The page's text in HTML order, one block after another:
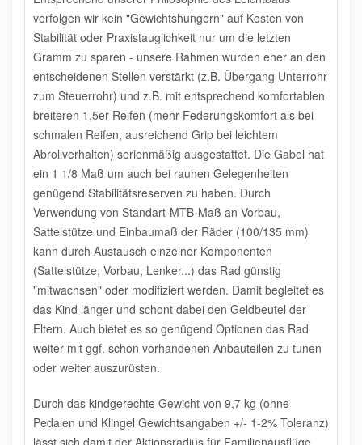
verfolgen wir kein "Gewichtshungern" auf Kosten von
Stabilität oder Praxistauglichkeit nur um die letzten
Gramm zu sparen - unsere Rahmen wurden eher an den
entscheidenen Stellen verstärkt (z.B. Übergang Unterrohr
zum Steuerrohr) und z.B. mit entsprechend komfortablen
breiteren 1,5er Reifen (mehr Federungskomfort als bei
schmalen Reifen, ausreichend Grip bei leichtem
Abrollverhalten) serienmäßig ausgestattet. Die Gabel hat
ein 1 1/8 Maß um auch bei rauhen Gelegenheiten
genügend Stabilitätsreserven zu haben. Durch
Verwendung von Standart-MTB-Maß an Vorbau,
Sattelstütze und Einbaumaß der Räder (100/135 mm)
kann durch Austausch einzelner Komponenten
(Sattelstütze, Vorbau, Lenker...) das Rad günstig
"mitwachsen" oder modifiziert werden. Damit begleitet es
das Kind länger und schont dabei den Geldbeutel der
Eltern. Auch bietet es so genügend Optionen das Rad
weiter mit ggf. schon vorhandenen Anbauteilen zu tunen
oder weiter auszurüsten.
Durch das kindgerechte Gewicht von 9,7 kg (ohne
Pedalen und Klingel Gewichtsangaben +/- 1-2% Toleranz)
lässt sich damit der Aktionsradius für Familienausflüge